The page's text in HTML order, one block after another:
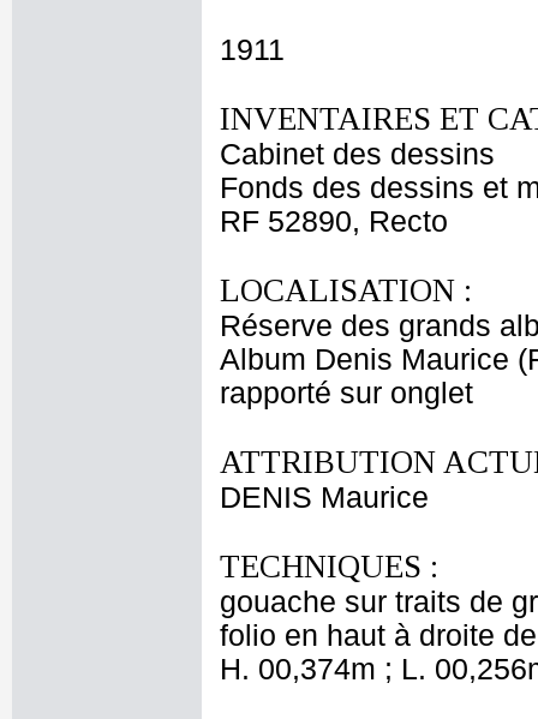
1911
INVENTAIRES ET
Cabinet des dessins
Fonds des dessins et
RF 52890, Recto
LOCALISATION :
Réserve des grands
Album Denis Maurice
rapporté sur onglet
ATTRIBUTION
DENIS Maurice
TECHNIQUES :
gouache sur traits de
folio en haut à droite
H. 00,374m ; L.